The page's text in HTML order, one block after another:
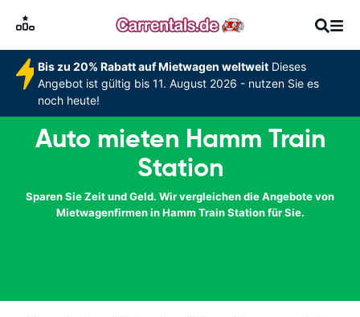
Bis zu 20% Rabatt auf Mietwagen weltweitDieses
Angebot ist gültig bis 11. August 2026 - nutzen Sie es
noch heute!
Auto mieten Hamm Train
Station
Sparen Sie Zeit und Geld. Wir vergleichen die Angebote von
Mietwagenfirmen in Hamm Train Station für Sie.